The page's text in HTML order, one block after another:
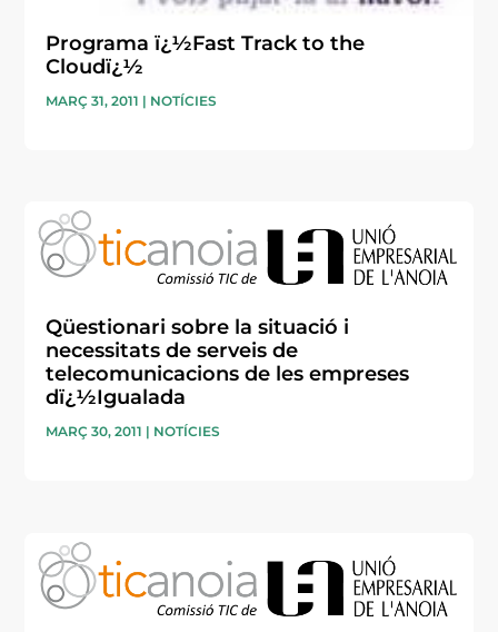
Programa ï¿½Fast Track to the
Cloudï¿½
MARÇ 31, 2011 | NOTÍCIES
Qüestionari sobre la situació i
necessitats de serveis de
telecomunicacions de les empreses
dï¿½Igualada
MARÇ 30, 2011 | NOTÍCIES